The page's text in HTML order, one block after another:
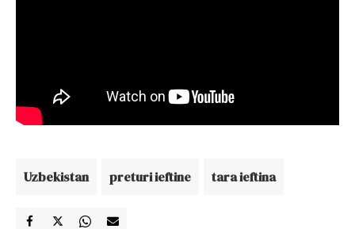
Uzbekistan preturi ieftine tara ieftina